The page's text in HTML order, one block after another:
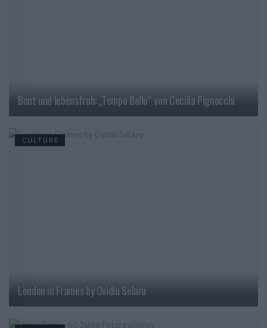
Bunt und lebensfroh: „Tempo Bello“ von Cecilia Pignocchi
CULTURE
London in Frames by Ovidiu Selaru